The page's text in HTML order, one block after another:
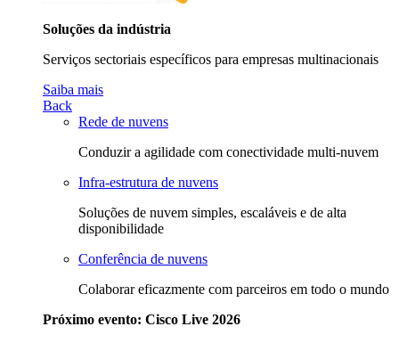
Soluções da indústria
Serviços sectoriais específicos para empresas multinacionais
Saiba mais
Back
Rede de nuvens
Conduzir a agilidade com conectividade multi-nuvem
Infra-estrutura de nuvens
Soluções de nuvem simples, escaláveis e de alta
disponibilidade
Conferência de nuvens
Colaborar eficazmente com parceiros em todo o mundo
Próximo evento: Cisco Live 2026